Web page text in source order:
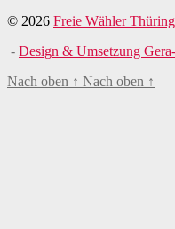
© 2026 Freie Wähler
- Design & Umsetzung
Nach oben ↑ Nach oben ↑